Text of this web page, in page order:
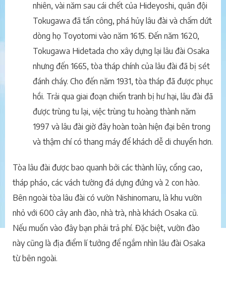
nhiên, vài năm sau cái chết của Hideyoshi, quân đội
Tokugawa đã tấn công, phá hủy lâu đài và chấm dứt
dòng họ Toyotomi vào năm 1615. Đến năm 1620,
Tokugawa Hidetada cho xây dựng lại lâu đài Osaka
nhưng đến 1665, tòa tháp chính của lâu đài đã bị sét
đánh cháy. Cho đến năm 1931, tòa tháp đã được phục
hồi. Trải qua giai đoạn chiến tranh bị hư hại, lâu đài đã
được trùng tu lại, việc trùng tu hoàng thành năm
1997 và lâu đài giờ đây hoàn toàn hiện đại bên trong
và thậm chí có thang máy để khách dễ di chuyển hơn.
Tòa lâu đài được bao quanh bởi các thành lũy, cổng cao,
tháp pháo, các vách tường đá dựng đứng và 2 con hào.
Bên ngoài tòa lâu đài có vườn Nishinomaru, là khu vườn
nhỏ với 600 cây anh đào, nhà trà, nhà khách Osaka cũ.
Nếu muốn vào đây bạn phải trả phí. Đặc biệt, vườn đào
này cũng là địa điểm lí tưởng để ngắm nhìn lâu đài Osaka
từ bên ngoài.